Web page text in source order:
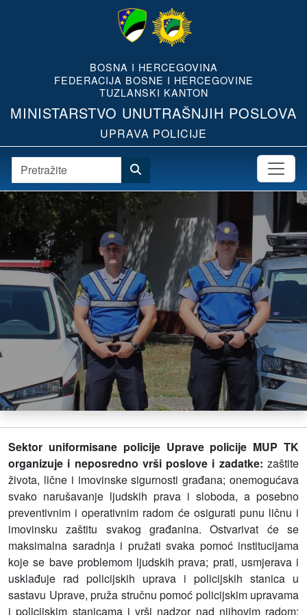
BOSNA I HERCEGOVINA
FEDERACIJA BOSNE I HERCEGOVINE
TUZLANSKI KANTON
MINISTARSTVO UNUTRAŠNJIH POSLOVA
UPRAVA POLICIJE
Sektor uniformisane policije Uprave policije MUP TK
organizuje i neposredno vrši poslove i zadatke: zaštite
života, lične i imovinske sigurnosti građana; onemogućava
svako narušavanje ljudskih prava i sloboda, a posebno
preventivnim i operativnim radom će osigurati punu ličnu i
imovinsku zaštitu svakog građanina. Ostvarivat će se
maksimalna saradnja i pružati svaka pomoć institucijama
koje se bave problemom ljudskih prava; prati, usmjerava i
usklađuje rad policijskih uprava i policijskih stanica u
sastavu Uprave, pruža stručnu pomoć policijskim upravama
i policijskim stanicama i vrši nadzor nad njihovim radom;